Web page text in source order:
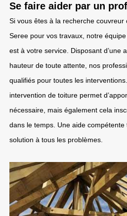
Se faire aider par un
Si vous êtes à la recherche couvreur
Seree pour vos travaux, notre
est à votre service. Disposant d’une
hauteur de toute attente, nos
qualifiés pour toutes les
intervention de toiture permet
nécessaire, mais également cela
dans le temps. Une aide
solution à tous les problèmes.